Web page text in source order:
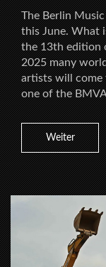
The Berlin
this June. What
the 13th edition
2025 many
artists will
one of the
Weiter